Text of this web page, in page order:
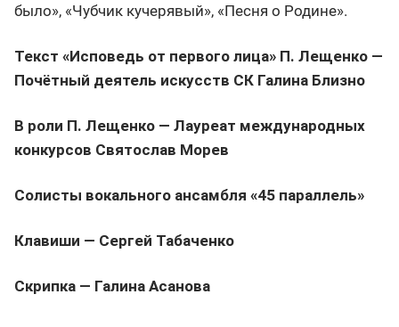
было», «Чубчик кучерявый», «Песня о Родине».
Текст «Исповедь от первого лица» П. Лещенко —
Почётный деятель искусств СК Галина Близно
В роли П. Лещенко — Лауреат международных
конкурсов Святослав Морев
Солисты вокального ансамбля «45 параллель»
Клавиши — Сергей Табаченко
Скрипка — Галина Асанова